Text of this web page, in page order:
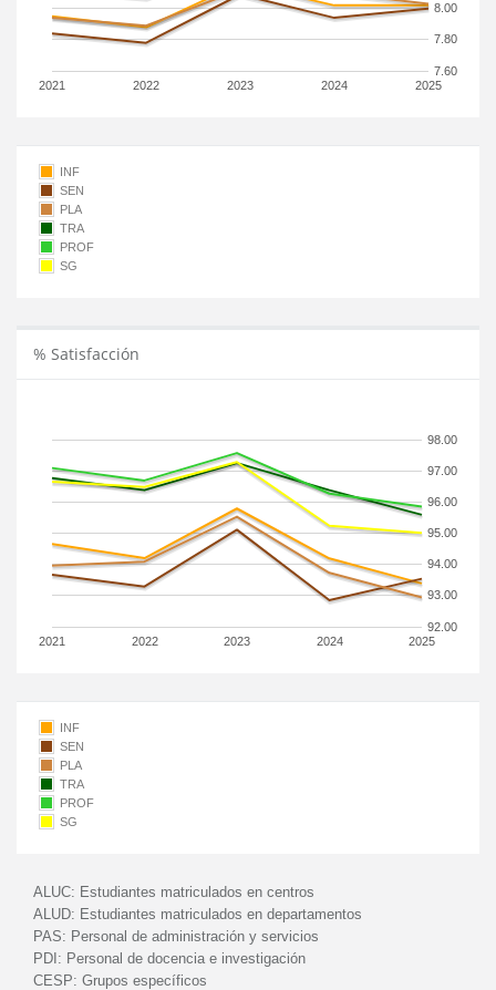
2021 2022 2023 2024 2025
7.60
7.80
8.00
INF
SEN
PLA
TRA
PROF
SG
% Satisfacción
2021 2022 2023 2024 2025
92.00
93.00
94.00
95.00
96.00
97.00
98.00
INF
SEN
PLA
TRA
PROF
SG
ALUC: Estudiantes matriculados en centros
ALUD: Estudiantes matriculados en departamentos
PAS: Personal de administración y servicios
PDI: Personal de docencia e investigación
CESP: Grupos específicos